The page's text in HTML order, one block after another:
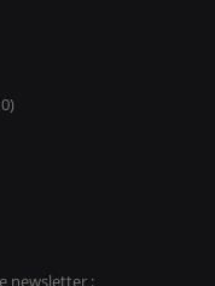
newsletter :